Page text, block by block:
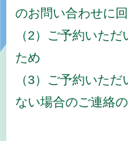
のお問い合わせに
（2）ご予約いた
ため
（3）ご予約いた
ない場合のご連絡